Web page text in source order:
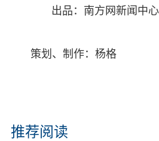
出品：南方网新闻中心
策划、制作：杨格
推荐阅读